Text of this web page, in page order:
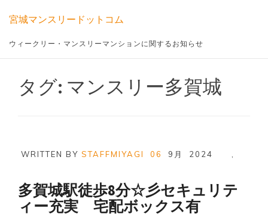
宮城マンスリードットコム
ウィークリー・マンスリーマンションに関するお知らせ
タグ: マンスリー多賀城
WRITTEN BY STAFFMIYAGI 06 9月 ,
2024
多賀城駅徒歩8分☆彡セキュリテ
ィー充実 宅配ボックス有